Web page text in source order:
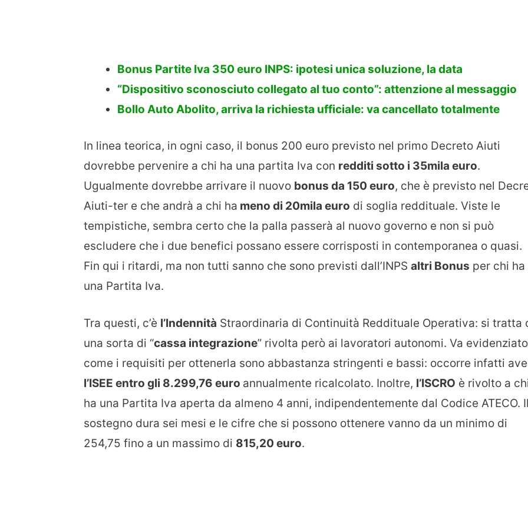
Bonus Partite Iva 350 euro INPS: ipotesi unica soluzione, la data
“Dispositivo sconosciuto collegato al tuo conto”: attenzione al messaggio
Bollo Auto Abolito, arriva la richiesta ufficiale: va cancellato totalmente
In linea teorica, in ogni caso, il bonus 200 euro previsto nel primo Decreto Aiuti
dovrebbe pervenire a chi ha una partita Iva con redditi sotto i 35mila euro.
Ugualmente dovrebbe arrivare il nuovo bonus da 150 euro, che è previsto nel
Aiuti-ter e che andrà a chi ha meno di 20mila euro di soglia reddituale. Viste le
tempistiche, sembra certo che la palla passerà al nuovo governo e non si può
escludere che i due benefici possano essere corrisposti in contemporanea o quasi.
Fin qui i ritardi, ma non tutti sanno che sono previsti dall’INPS altri Bonus per chi ha
una Partita Iva.
Tra questi, c’è l’Indennità Straordinaria di Continuità Reddituale Operativa: si tratta
una sorta di “cassa integrazione” rivolta però ai lavoratori autonomi. Va evidenziato
come i requisiti per ottenerla sono abbastanza stringenti e bassi: occorre infatti
l’ISEE entro gli 8.299,76 euro annualmente ricalcolato. Inoltre, l’ISCRO è rivolto a
ha una Partita Iva aperta da almeno 4 anni, indipendentemente dal Codice ATECO. Il
sostegno dura sei mesi e le cifre che si possono ottenere vanno da un minimo di
254,75 fino a un massimo di 815,20 euro.